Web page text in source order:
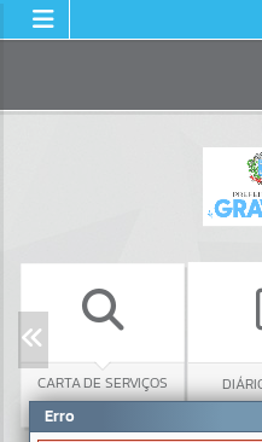
CARTA DE SERVIÇOS
Erro